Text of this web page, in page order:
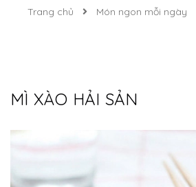
Trang chủ Món ngon mỗi ngày
MÌ XÀO HẢI SẢN